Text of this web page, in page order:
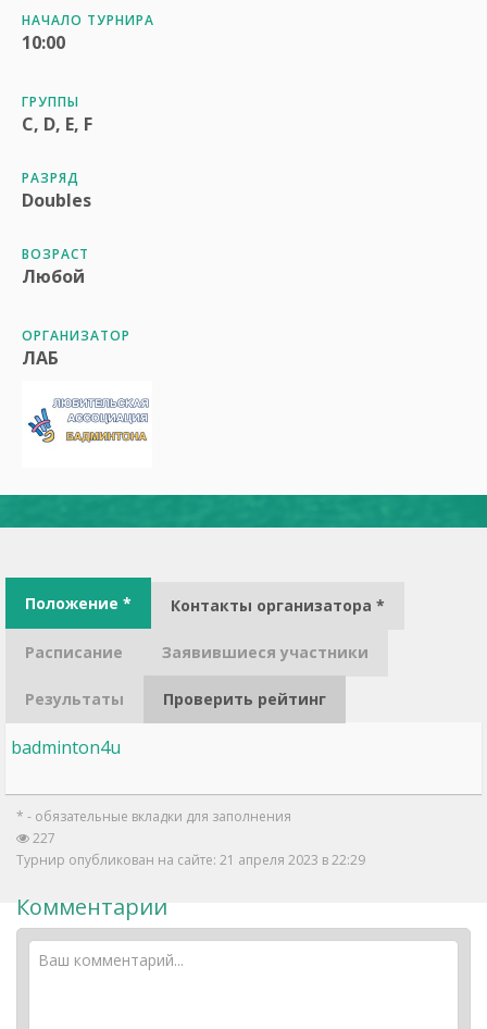
НАЧАЛО ТУРНИРА
10:00
ГРУППЫ
C, D, E, F
РАЗРЯД
Doubles
ВОЗРАСТ
Любой
ОРГАНИЗАТОР
ЛАБ
Положение * Контакты организатора *
Расписание Заявившиеся участники
Результаты Проверить рейтинг
badminton4u
* - обязательные вкладки для заполнения
227
Турнир опубликован на сайте: 21 апреля 2023 в 22:29
Комментарии